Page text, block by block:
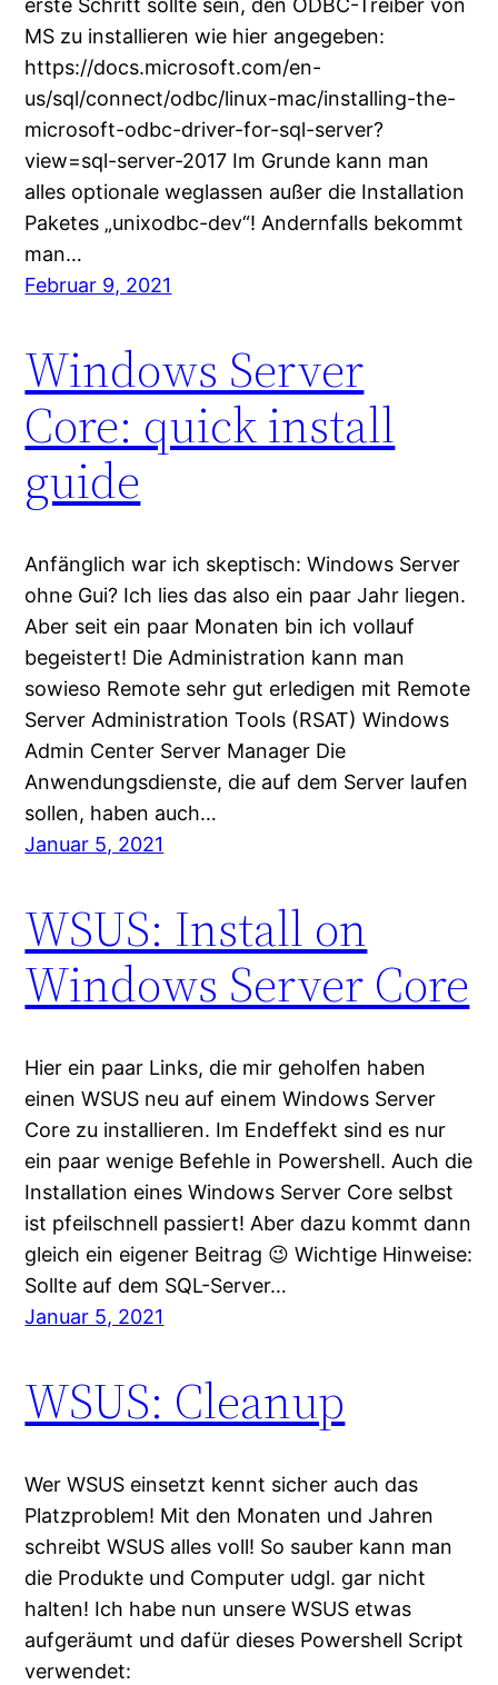
erste Schritt sollte sein, den ODBC-Treiber von
MS zu installieren wie hier angegeben:
https://docs.microsoft.com/en-
us/sql/connect/odbc/linux-mac/installing-the-
microsoft-odbc-driver-for-sql-server?
view=sql-server-2017 Im Grunde kann man
alles optionale weglassen außer die Installation
Paketes „unixodbc-dev“! Andernfalls bekommt
man…
Februar 9, 2021
Windows Server
Core: quick install
guide
Anfänglich war ich skeptisch: Windows Server
ohne Gui? Ich lies das also ein paar Jahr liegen.
Aber seit ein paar Monaten bin ich vollauf
begeistert! Die Administration kann man
sowieso Remote sehr gut erledigen mit Remote
Server Administration Tools (RSAT) Windows
Admin Center Server Manager Die
Anwendungsdienste, die auf dem Server laufen
sollen, haben auch…
Januar 5, 2021
WSUS: Install on
Windows Server Core
Hier ein paar Links, die mir geholfen haben
einen WSUS neu auf einem Windows Server
Core zu installieren. Im Endeffekt sind es nur
ein paar wenige Befehle in Powershell. Auch die
Installation eines Windows Server Core selbst
ist pfeilschnell passiert! Aber dazu kommt dann
gleich ein eigener Beitrag 😉 Wichtige Hinweise:
Sollte auf dem SQL-Server…
Januar 5, 2021
WSUS: Cleanup
Wer WSUS einsetzt kennt sicher auch das
Platzproblem! Mit den Monaten und Jahren
schreibt WSUS alles voll! So sauber kann man
die Produkte und Computer udgl. gar nicht
halten! Ich habe nun unsere WSUS etwas
aufgeräumt und dafür dieses Powershell Script
verwendet: